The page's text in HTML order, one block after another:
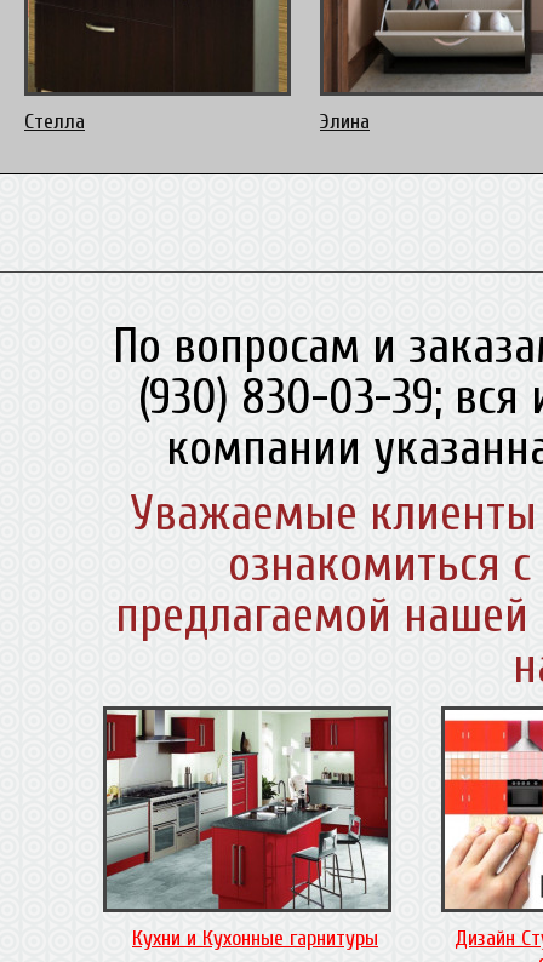
Стелла Элина
По вопросам и
(930) 830-03-39;
компании
Уважаемые
ознакомиться
предлагаемой
Кухни и Кухонные гарнитуры
Дизайн